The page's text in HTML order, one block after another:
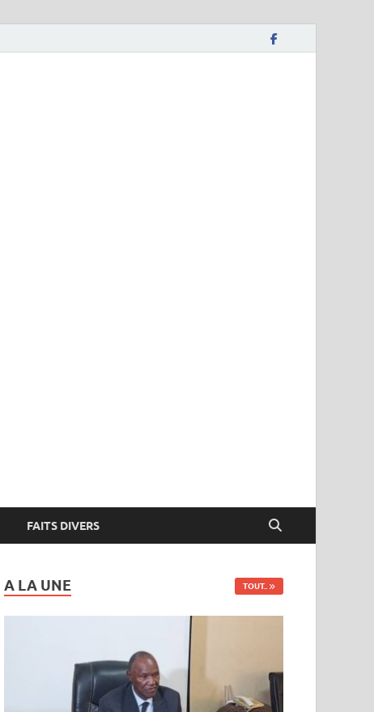
FAITS DIVERS
A LA UNE TOUT..